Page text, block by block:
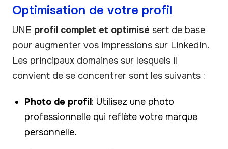
Optimisation de votre profil
UNE profil complet et optimisé sert de base
pour augmenter vos impressions sur LinkedIn.
Les principaux domaines sur lesquels il
convient de se concentrer sont les suivants :
Photo de profil: Utilisez une photo
professionnelle qui reflète votre marque
personnelle.